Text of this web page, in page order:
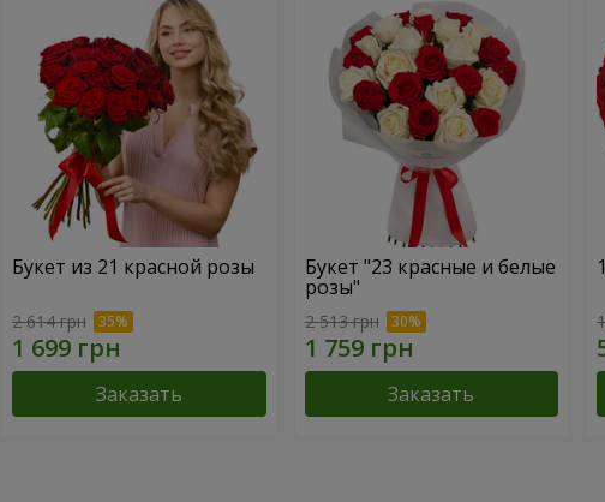
Букет из 21 красной розы
2 614 грн
Заказать
Букет "23 красные и белые
розы"
2 513 грн
Заказать